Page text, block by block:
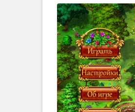
ГОЛОВОЛОМКИ
БИЗНЕС
ТРИ-В-РЯД
СТРАТЕГИИ
СТРЕЛЯЛКИ
КВЕСТ
КАК СКАЧАТЬ